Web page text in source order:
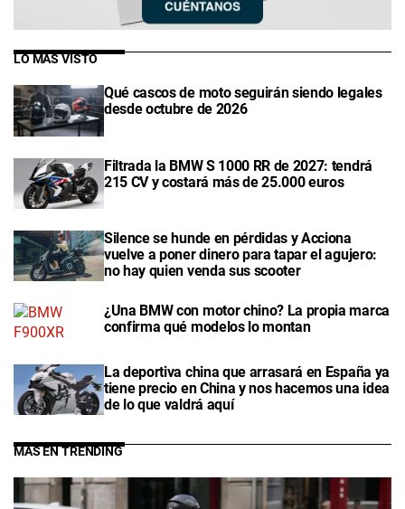
LO MÁS VISTO
Qué cascos de moto seguirán siendo legales
desde octubre de 2026
Filtrada la BMW S 1000 RR de 2027: tendrá
215 CV y costará más de 25.000 euros
Silence se hunde en pérdidas y Acciona
vuelve a poner dinero para tapar el agujero:
no hay quien venda sus scooter
¿Una BMW con motor chino? La propia marca
confirma qué modelos lo montan
La deportiva china que arrasará en España ya
tiene precio en China y nos hacemos una idea
de lo que valdrá aquí
MÁS EN TRENDING